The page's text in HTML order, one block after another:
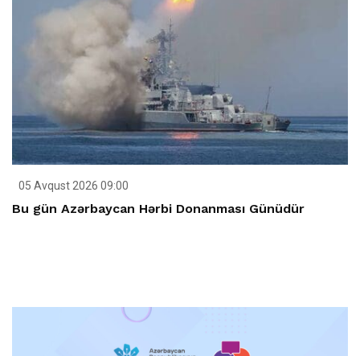
05 Avqust 2026 09:00
Bu gün Azərbaycan Hərbi Donanması Günüdür